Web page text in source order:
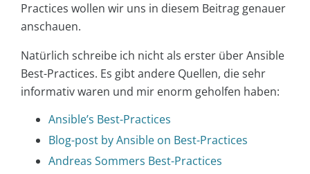
Practices wollen wir uns in diesem Beitrag genauer
anschauen.
Natürlich schreibe ich nicht als erster über Ansible
Best-Practices. Es gibt andere Quellen, die sehr
informativ waren und mir enorm geholfen haben:
Ansible’s Best-Practices
Blog-post by Ansible on Best-Practices
Andreas Sommers Best-Practices